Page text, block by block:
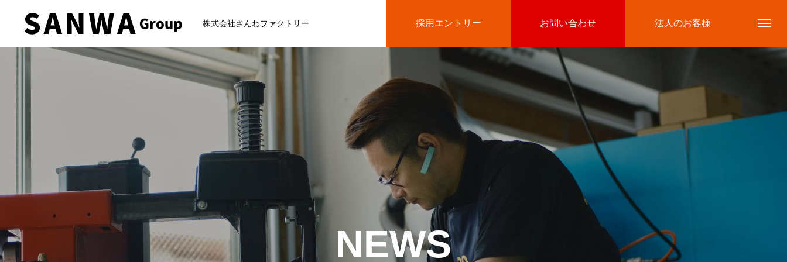
株式会社さんわファクトリー 採用エントリー お問い合わせ 法人のお客様
NEWS